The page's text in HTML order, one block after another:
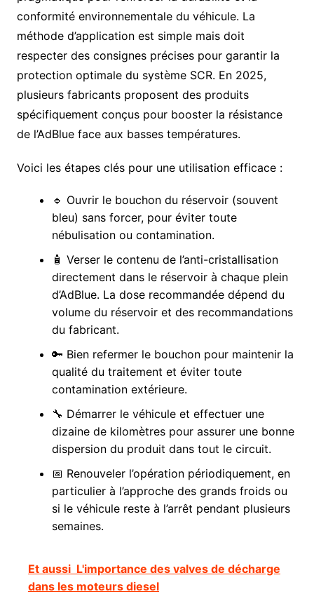
conformité environnementale du véhicule. La
méthode d’application est simple mais doit
respecter des consignes précises pour garantir la
protection optimale du système SCR. En 2025,
plusieurs fabricants proposent des produits
spécifiquement conçus pour booster la résistance
de l’AdBlue face aux basses températures.
Voici les étapes clés pour une utilisation efficace :
🔹 Ouvrir le bouchon du réservoir (souvent
bleu) sans forcer, pour éviter toute
nébulisation ou contamination.
🧴 Verser le contenu de l’anti-cristallisation
directement dans le réservoir à chaque plein
d’AdBlue. La dose recommandée dépend du
volume du réservoir et des recommandations
du fabricant.
🔑 Bien refermer le bouchon pour maintenir la
qualité du traitement et éviter toute
contamination extérieure.
🔧 Démarrer le véhicule et effectuer une
dizaine de kilomètres pour assurer une bonne
dispersion du produit dans tout le circuit.
📅 Renouveler l’opération périodiquement, en
particulier à l’approche des grands froids ou
si le véhicule reste à l’arrêt pendant plusieurs
semaines.
Et aussi L'importance des valves de décharge
dans les moteurs diesel